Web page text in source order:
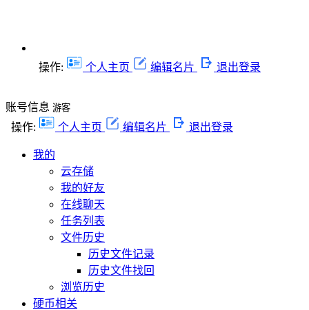
操作: 个人主页 编辑名片 退出登录
账号信息 游客
操作: 个人主页 编辑名片 退出登录
我的
云存储
我的好友
在线聊天
任务列表
文件历史
历史文件记录
历史文件找回
浏览历史
硬币相关